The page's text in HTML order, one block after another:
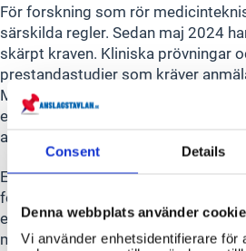
Consent Details
Denna webbplats använder
Vi använder enhetsidentifierare för
För forskning som rör
särskilda regler. Sedan maj 2024
skärpt kraven. Kliniska prövningar
prestandastudier som kräver
MDR, IVDR eller Läkemedelsverket,
etikprövning via
anmälan göras till Läkemedelsverket.
Etikprövningsmyndigheten ger
forskningshuvudmannens ansvar
etikprövning. En komplett ansökan
myndigheten ska kunna bedöma